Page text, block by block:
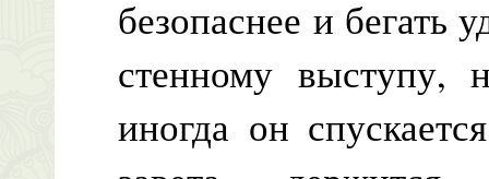
безопаснее и бегать
стенному выступу,
иногда он